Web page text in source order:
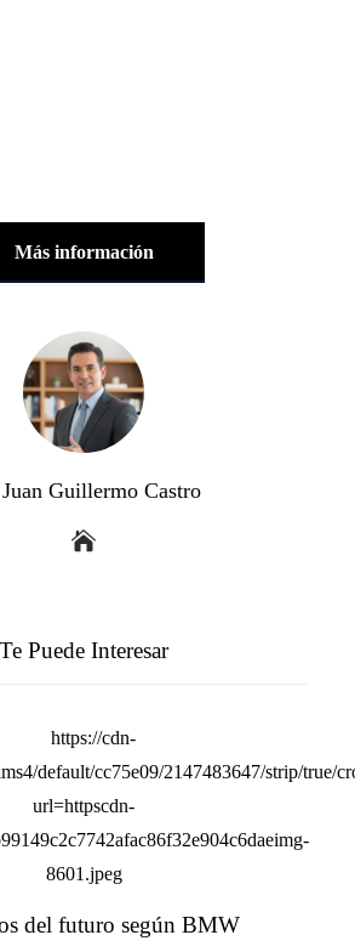
Más información
Guillermo Castro
Te Puede Interesar
del futuro según BMW